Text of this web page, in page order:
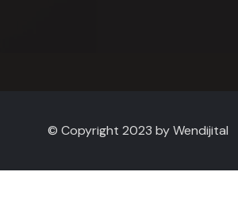
© Copyright 2023 by Wendijital